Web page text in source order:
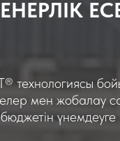
технологиясы
мен жобалау
үнемдеуге